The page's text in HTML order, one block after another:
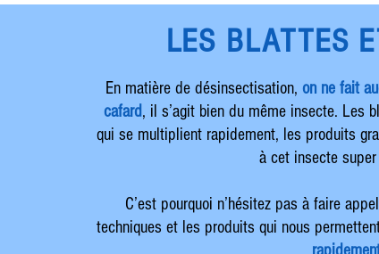
LES BLATTES
En matière de désinsectisation, on ne fait
cafard, il s’agit bien du même insecte. Les
qui se multiplient rapidement, les produits
à cet insecte
C’est pourquoi n’hésitez pas à faire
techniques et les produits qui nous